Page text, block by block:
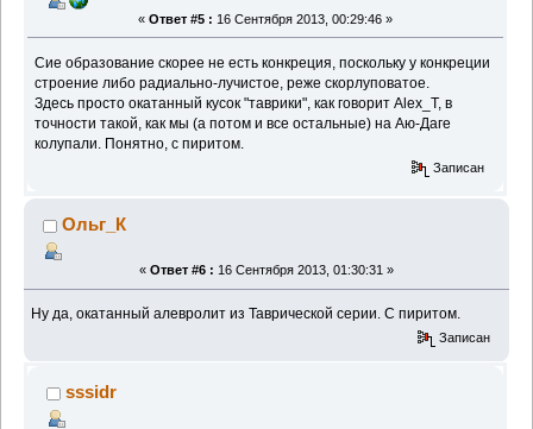
« Ответ #5 : 16 Сентября 2013, 00:29:46 »
Сие образование скорее не есть конкреция, поскольку у конкреции
строение либо радиально-лучистое, реже скорлуповатое.
Здесь просто окатанный кусок "таврики", как говорит Alex_T, в
точности такой, как мы (а потом и все остальные) на Аю-Даге
колупали. Понятно, с пиритом.
Записан
Ольг_К
« Ответ #6 : 16 Сентября 2013, 01:30:31 »
Ну да, окатанный алевролит из Таврической серии. С пиритом.
Записан
sssidr